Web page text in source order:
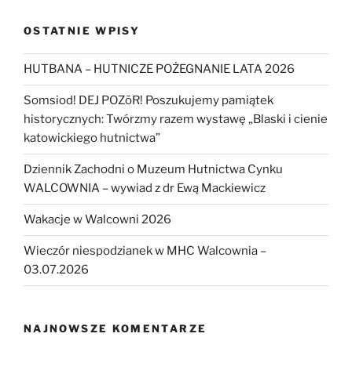
OSTATNIE WPISY
HUTBANA – HUTNICZE POŻEGNANIE LATA 2026
Somsiod! DEJ POZōR! Poszukujemy pamiątek
historycznych: Twórzmy razem wystawę „Blaski i cienie
katowickiego hutnictwa”
Dziennik Zachodni o Muzeum Hutnictwa Cynku
WALCOWNIA – wywiad z dr Ewą Mackiewicz
Wakacje w Walcowni 2026
Wieczór niespodzianek w MHC Walcownia –
03.07.2026
NAJNOWSZE KOMENTARZE